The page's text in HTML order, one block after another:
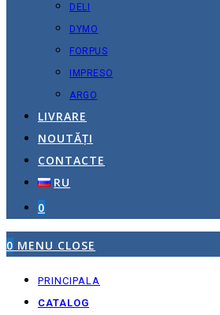
DELI
DYMO
FORPUS
IMPRESO
ARGO
LIVRARE
NOUTĂȚI
CONTACTE
RU
0
0 MENU CLOSE
PRINCIPALA
CATALOG